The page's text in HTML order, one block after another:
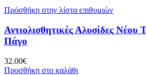
Πρόσθήκη στην λίστα επιθυμιών
Αντιολισθητικές Αλυσίδες Νέου
Πάγο
32.00€
Προσθήκη στο καλάθι